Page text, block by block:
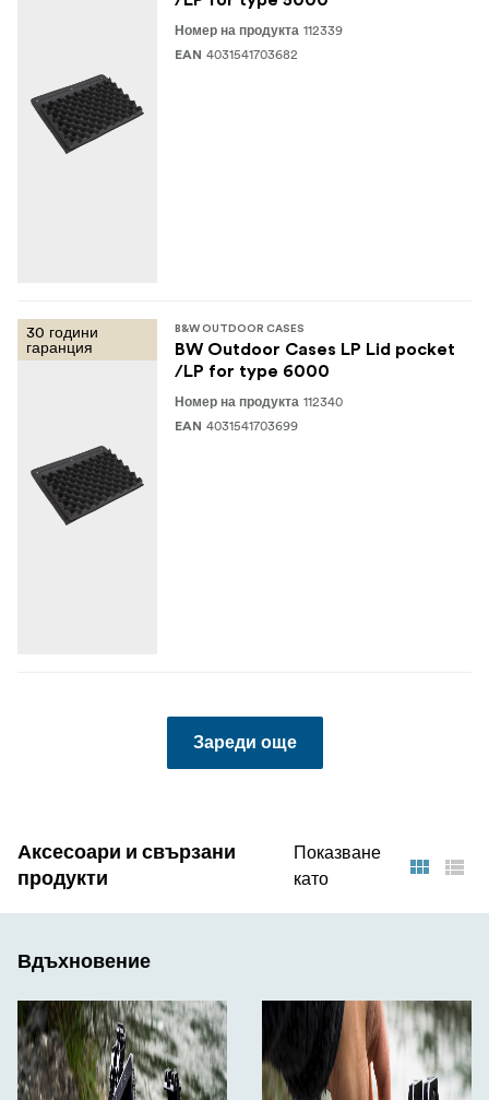
Номер на продукта 112339
EAN 4031541703682
30 години
гаранция
B&W OUTDOOR CASES
BW Outdoor Cases LP Lid pocket
/LP for type 6000
Номер на продукта 112340
EAN 4031541703699
Зареди още
Аксесоари и свързани
продукти
Показване
като
Вдъхновение